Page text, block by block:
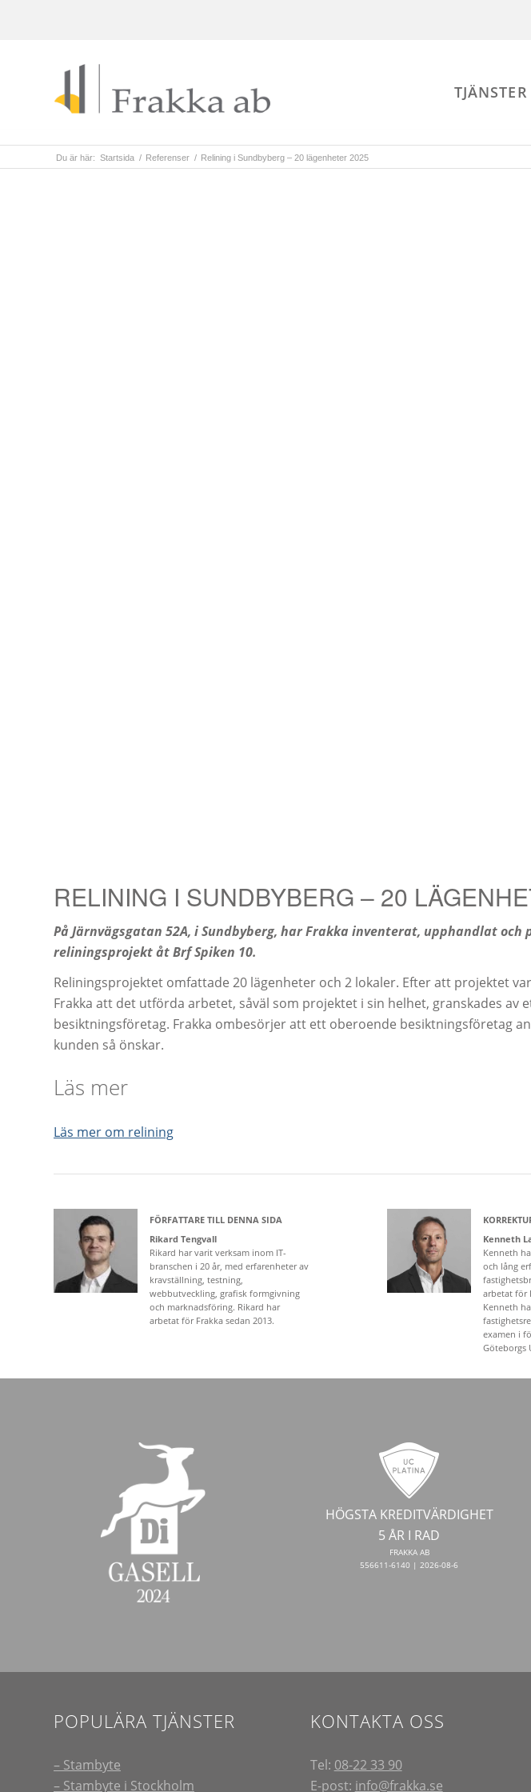
TJÄNSTER
Du är här: Startsida / Referenser / Relining i Sundbyberg – 20 lägenheter 2025
RELINING I SUNDBYBERG – 20
På Järnvägsgatan 52A, i Sundbyberg, har Frakka inventerat, upphandlat
reliningsprojekt åt Brf Spiken 10.
Reliningsprojektet omfattade 20 lägenheter och 2 lokaler. Efter att projektet
Frakka att det utförda arbetet, såväl som projektet i sin helhet, granskades av
besiktningsföretag. Frakka ombesörjer att ett oberoende besiktningsföretag
kunden så önskar.
Läs mer
Läs mer om relining
FÖRFATTARE TILL DENNA SIDA
Rikard Tengvall
Rikard har varit verksam inom IT-
branschen i 20 år, med erfarenheter av
kravställning, testning,
webbutveckling, grafisk formgivning
och marknadsföring. Rikard har
arbetat för Frakka sedan 2013.
Kenneth
Kenneth
och lång
arbetat för
Kenneth
examen i
Göteborgs
HÖGSTA KREDITVÄRDIGHET
5 ÅR I RAD
FRAKKA AB
556611-6140 | 2026-08-6
POPULÄRA TJÄNSTER
– Stambyte
– Stambyte i Stockholm
KONTAKTA OSS
Tel: 08-22 33 90
E-post: info@frakka.se